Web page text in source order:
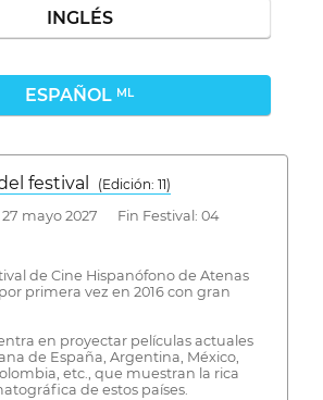
INGLÉS
ESPAÑOL ML
festival
( Edición: 11)
27 mayo 2027 Fin Festival: 04
de Cine Hispanófono de Atenas
primera vez en 2016 con gran
en proyectar películas actuales
de España, Argentina, México,
etc., que muestran la rica
de estos países.